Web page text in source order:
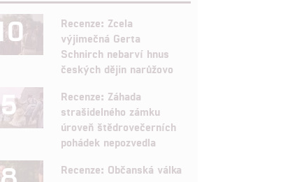
Recenze: Zcela
výjimečná Gerta
Schnirch nebarví hnus
českých dějin narůžovo
5
Recenze: Záhada
strašidelného zámku
úroveň štědrovečerních
pohádek nepozvedla
Recenze: Občanská válka